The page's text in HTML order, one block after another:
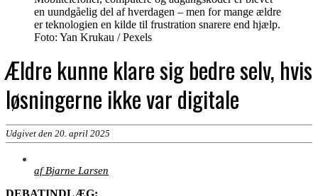
en uundgåelig del af hverdagen – men for mange ældre
er teknologien en kilde til frustration snarere end hjælp.
Foto: Yan Krukau / Pexels
Ældre kunne klare sig bedre selv, hvis
løsningerne ikke var digitale
Udgivet den 20. april 2025
af Bjarne Larsen